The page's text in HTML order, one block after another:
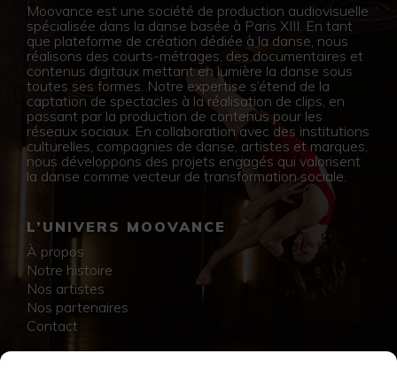
Moovance est une société de production audiovisuelle
spécialisée dans la danse basée à Paris XIII. En tant
que plateforme de création dédiée à la danse, nous
réalisons des courts-métrages, des documentaires et
contenus digitaux mettant en lumière la danse sous
toutes ses formes. Notre expertise s’étend de la
captation de spectacles à la réalisation de clips, en
passant par la production de contenus pour les
réseaux sociaux. En collaboration avec des institutions
culturelles, compagnies de danse, artistes et marques,
nous développons des projets engagés qui valorisent
la danse comme vecteur de transformation sociale.
L’UNIVERS MOOVANCE
À propos
Notre histoire
Nos artistes
Nos partenaires
Contact